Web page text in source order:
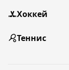
Хоккей
Теннис